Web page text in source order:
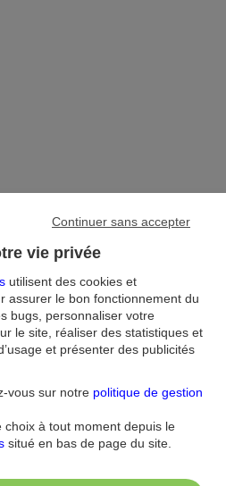
FormulairesAccessibilité : non
moins chèreNos récompensesNos
tarifairesPolitique de
vie privée
utilisent des cookies et
assurer le bon fonctionnement du
bugs, personnaliser votre
le site, réaliser des statistiques et
et présenter des publicités
vous sur notre politique de gestion
choix à tout moment depuis le
situé en bas de page du site.
Continuer sans accepter